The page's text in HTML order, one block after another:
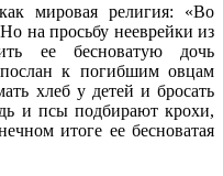
мировая религия: «Во
на просьбу нееврейки из
ее бесноватую дочь
к погибшим овцам
хлеб у детей и бросать
и псы подбирают крохи,
итоге ее бесноватая